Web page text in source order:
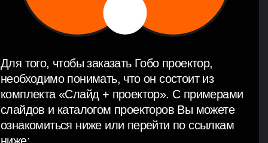
Для того, чтобы заказать Гобо проектор,
необходимо понимать, что он состоит из
комплекта «Слайд + проектор». С примерами
слайдов и каталогом проекторов Вы можете
ознакомиться ниже или перейти по ссылкам